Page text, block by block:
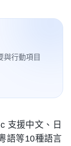
與行動項目
支援中文、日
語等10種語言